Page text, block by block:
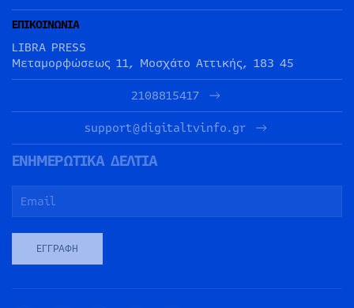
ΕΠΙΚΟΙΝΩΝΙΑ
LIBRA PRESS
Μεταμορφώσεως 11, Μοσχάτο Αττικής, 183 45
2108815417
support@digitaltvinfo.gr
ΕΝΗΜΕΡΩΤΙΚΑ ΔΕΛΤΙΑ
ΕΓΓΡΑΦΉ